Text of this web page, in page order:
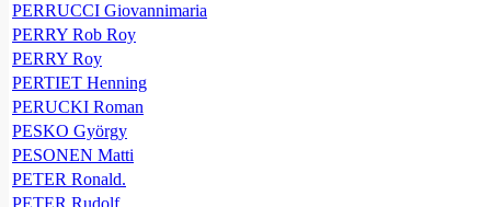
PERRUCCI Giovannimaria
PERRY Rob Roy
PERRY Roy
PERTIET Henning
PERUCKI Roman
PESKO György
PESONEN Matti
PETER Ronald.
PETER Rudolf